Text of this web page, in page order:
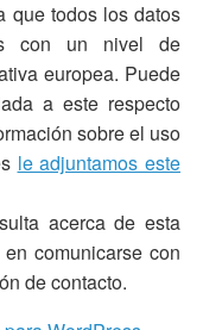
que todos los datos
con un nivel de
europea. Puede
a este respecto
sobre el uso
le adjuntamos este
acerca de esta
comunicarse con
de contacto.